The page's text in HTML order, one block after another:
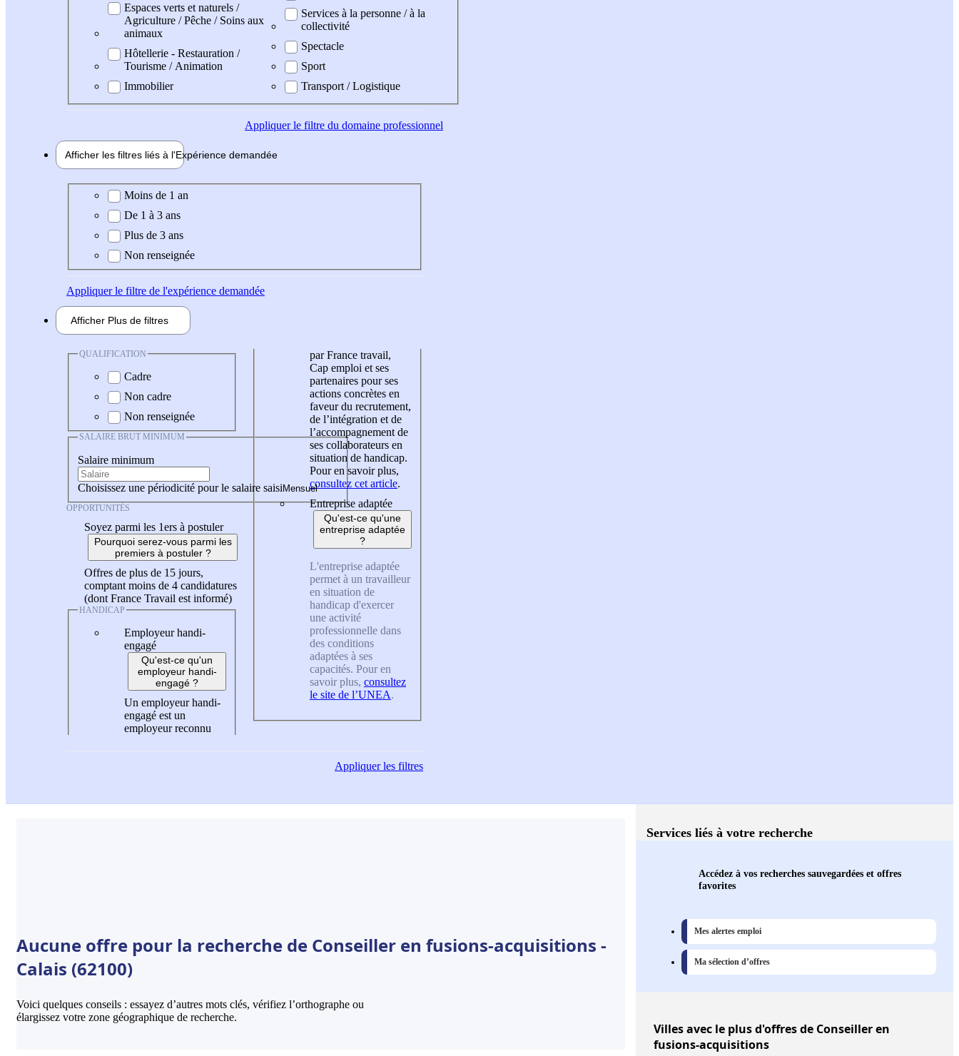
Espaces verts et naturels /
Agriculture / Pêche / Soins aux
animaux
Hôtellerie - Restauration /
Tourisme / Animation
Immobilier
Services à la personne / à la
collectivité
Spectacle
Sport
Transport / Logistique
Appliquerle filtre du domaine professionnel
Afficher les filtres liés à l'Expérience demandée
Expérience demandée
Moins de 1 an
De 1 à 3 ans
Plus de 3 ans
Non renseignée
Appliquerle filtre de l'expérience demandée
Afficher Plus de filtres
QUALIFICATION
Cadre
Non cadre
Non renseignée
SALAIRE BRUT MINIMUM
Salaire minimum
Choisissez une périodicité pour le salaire saisi
OPPORTUNITÉS
Soyez parmi les 1ers à postuler
Pourquoi serez-vous parmi les
premiers à postuler ?
Offres de plus de 15 jours,
comptant moins de 4 candidatures
(dont France Travail est informé)
HANDICAP
Employeur handi-
engagé
Qu'est-ce qu'un
employeur handi-
engagé ?
Un employeur handi-
engagé est un
employeur reconnu
par France travail,
Cap emploi et ses
partenaires pour ses
actions concrètes en
faveur du recrutement,
de l’intégration et de
l’accompagnement de
ses collaborateurs en
situation de handicap.
Pour en savoir plus,
consultez cet article.
Entreprise adaptée
Qu'est-ce qu'une
entreprise adaptée
?
L'entreprise adaptée
permet à un travailleur
en situation de
handicap d'exercer
une activité
professionnelle dans
des conditions
adaptées à ses
capacités. Pour en
savoir plus, consultez
le site de l’UNEA.
Appliquerles filtres
Aucune offre pour la recherche de Conseiller en fusions-acquisitions -
Calais (62100)
Voici quelques conseils : essayez d’autres mots clés, vérifiez l’orthographe ou
élargissez votre zone géographique de recherche.
Services liés à votre recherche
Accédez à vos recherches sauvegardées et offres
favorites
Mes alertes emploi
Ma sélection d’offres
Villesavec le plus d'offres de Conseiller en
fusions-acquisitions